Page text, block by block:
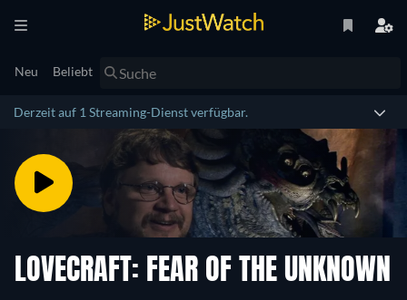
Neu Beliebt
Derzeit auf 1 Streaming-Dienst verfügbar.
LOVECRAFT: FEAR OF THE UNKNOWN